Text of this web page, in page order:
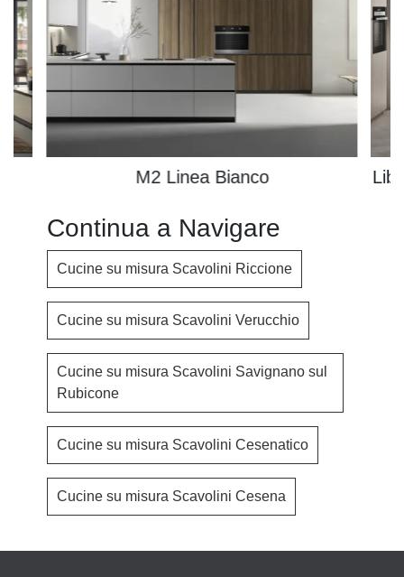
M2 Linea Bianco
Continua a Navigare
Cucine su misura Scavolini Riccione
Cucine su misura Scavolini Verucchio
Cucine su misura Scavolini Savignano sul
Rubicone
Cucine su misura Scavolini Cesenatico
Cucine su misura Scavolini Cesena